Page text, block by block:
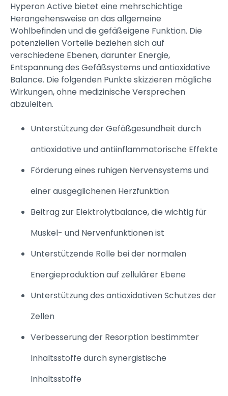
Hyperon Active bietet eine mehrschichtige
Herangehensweise an das allgemeine
Wohlbefinden und die gefäßeigene Funktion. Die
potenziellen Vorteile beziehen sich auf
verschiedene Ebenen, darunter Energie,
Entspannung des Gefäßsystems und antioxidative
Balance. Die folgenden Punkte skizzieren mögliche
Wirkungen, ohne medizinische Versprechen
abzuleiten.
Unterstützung der Gefäßgesundheit durch
antioxidative und antiinflammatorische Effekte
Förderung eines ruhigen Nervensystems und
einer ausgeglichenen Herzfunktion
Beitrag zur Elektrolytbalance, die wichtig für
Muskel- und Nervenfunktionen ist
Unterstützende Rolle bei der normalen
Energieproduktion auf zellulärer Ebene
Unterstützung des antioxidativen Schutzes der
Zellen
Verbesserung der Resorption bestimmter
Inhaltsstoffe durch synergistische
Inhaltsstoffe